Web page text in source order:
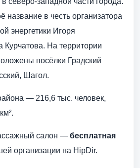
название в честь организатора
энергетики Игоря
Курчатова. На территории
посёлки Градский
Шагол.
— 216,6 тыс. человек,
салон — бесплатная
организации на HipDir.